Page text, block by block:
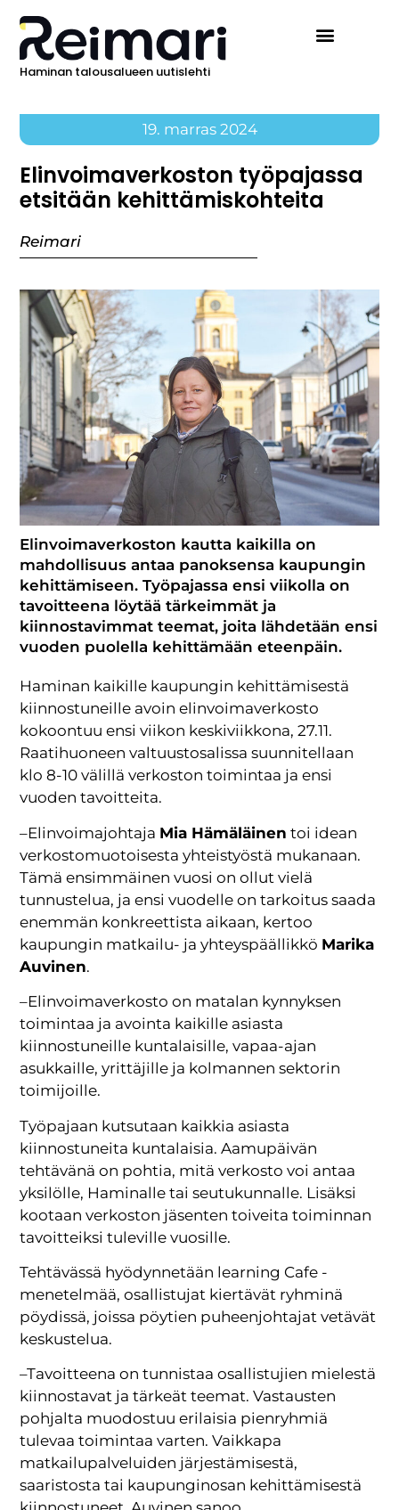
Haminan talousalueen uutislehti
19. marras 2024
Elinvoimaverkoston työpajassa
etsitään kehittämiskohteita
Reimari
Elinvoimaverkoston kautta kaikilla on
mahdollisuus antaa panoksensa kaupungin
kehittämiseen. Työpajassa ensi viikolla on
tavoitteena löytää tärkeimmät ja
kiinnostavimmat teemat, joita lähdetään ensi
vuoden puolella kehittämään eteenpäin.
Haminan kaikille kaupungin kehittämisestä
kiinnostuneille avoin elinvoimaverkosto
kokoontuu ensi viikon keskiviikkona, 27.11.
Raatihuoneen valtuustosalissa suunnitellaan
klo 8-10 välillä verkoston toimintaa ja ensi
vuoden tavoitteita.
–Elinvoimajohtaja Mia Hämäläinen toi idean
verkostomuotoisesta yhteistyöstä mukanaan.
Tämä ensimmäinen vuosi on ollut vielä
tunnustelua, ja ensi vuodelle on tarkoitus saada
enemmän konkreettista aikaan, kertoo
kaupungin matkailu- ja yhteyspäällikkö Marika
Auvinen.
–Elinvoimaverkosto on matalan kynnyksen
toimintaa ja avointa kaikille asiasta
kiinnostuneille kuntalaisille, vapaa-ajan
asukkaille, yrittäjille ja kolmannen sektorin
toimijoille.
Työpajaan kutsutaan kaikkia asiasta
kiinnostuneita kuntalaisia. Aamupäivän
tehtävänä on pohtia, mitä verkosto voi antaa
yksilölle, Haminalle tai seutukunnalle. Lisäksi
kootaan verkoston jäsenten toiveita toiminnan
tavoitteiksi tuleville vuosille.
Tehtävässä hyödynnetään learning Cafe -
menetelmää, osallistujat kiertävät ryhminä
pöydissä, joissa pöytien puheenjohtajat vetävät
keskustelua.
–Tavoitteena on tunnistaa osallistujien mielestä
kiinnostavat ja tärkeät teemat. Vastausten
pohjalta muodostuu erilaisia pienryhmiä
tulevaa toimintaa varten. Vaikkapa
matkailupalveluiden järjestämisestä,
saaristosta tai kaupunginosan kehittämisestä